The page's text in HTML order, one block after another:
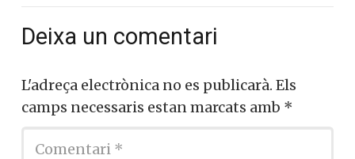
Deixa un comentari
L'adreça electrònica no es publicarà. Els
camps necessaris estan marcats amb *